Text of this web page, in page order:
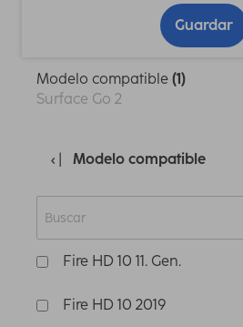
Guardar
Modelo compatible (1)
Surface Go 2
Modelo compatible
Fire HD 10 11. Gen.
Fire HD 10 2019